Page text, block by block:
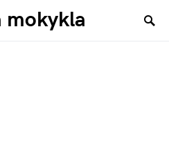
mokykla